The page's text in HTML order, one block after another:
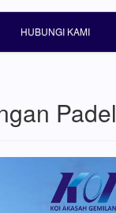
HUBUNGI KAMI
Padel